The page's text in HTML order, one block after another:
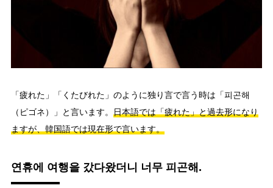
「疲れた」「くたびれた」のように独り言で言う時は「피곤해
（ピゴネ）」と言います。 日本語では「疲れた」と過去形になり
ますが、韓国語では現在形で言います。
연휴에 여행을 갔다왔더니 너무 피곤해.